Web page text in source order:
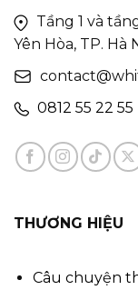
Tầng 1 và
Yên Hòa, TP. Hà
0812 55 22 55
THƯƠNG HIỆU
Câu chuyện